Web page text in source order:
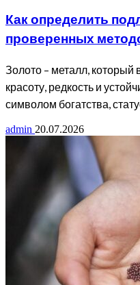
Как определить
проверенных
Золото – металл,
красоту, редкость и
символом богатства,
admin 20.07.2026